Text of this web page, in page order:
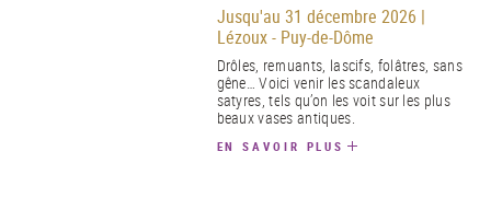
Jusqu'au 31 décembre 2026 |
Lézoux - Puy-de-Dôme
Drôles, remuants, lascifs, folâtres, sans
gêne… Voici venir les scandaleux
satyres, tels qu’on les voit sur les plus
beaux vases antiques.
EN SAVOIR PLUS